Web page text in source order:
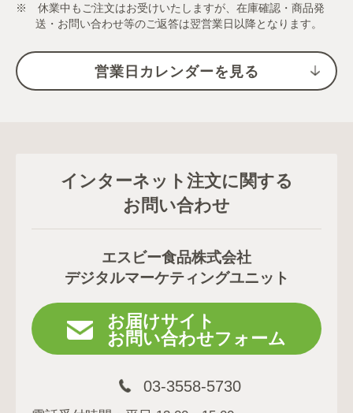
※ 休業中もご注文はお受けいたしますが、在庫確認・商品発
送・お問い合わせ等のご返答は翌営業日以降となります。
営業日カレンダーを見る
インターネット注文に関する
お問い合わせ
エスビー食品株式会社
デジタルマーケティングユニット
お届けサイト
お問い合わせフォーム
03-3558-5730